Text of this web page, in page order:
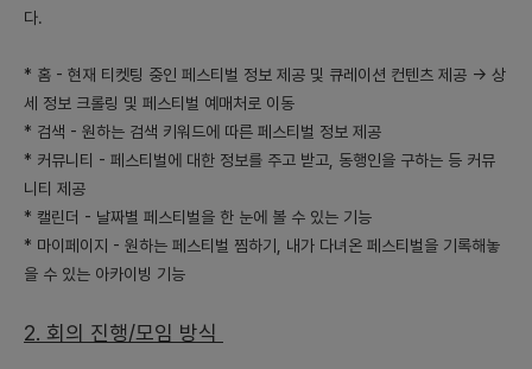
- 편리한 커뮤니티 기능: 사용자들이 소통하고 정보를 공유할 수 있
도록 통합 검색 기능 제공, 사용자의 편의성을 높임.
4) 출시플랫폼(모바일 웹/ 모바일 앱/PC 웹) 등의 우선순위와 이유
- 우선적으로 모바일 앱 플랫폼을 중심으로 출시할 것을 권장합니
다. 이유는 주요 타겟 고객인 젊은 층이 모바일을 주로 사용하고, 모
바일에서의 사용성과 접근성이 더 높기 때문입니다.
서비스를 제공할 것을 권장합니다.
다.
* 홈 - 현재 티켓팅 중인 페스티벌 정보 제공 및 큐레이션 컨텐츠 제공 -> 상
세 정보 크롤링 및 페스티벌 예매처로 이동
* 검색 - 원하는 검색 키워드에 따른 페스티벌 정보 제공
* 커뮤니티 - 페스티벌에 대한 정보를 주고 받고, 동행인을 구하는 등 커뮤
니티 제공
* 캘린더 - 날짜별 페스티벌을 한 눈에 볼 수 있는 기능
* 마이페이지 - 원하는 페스티벌 찜하기, 내가 다녀온 페스티벌을 기록해놓
을 수 있는 아카이빙 기능
2. 회의 진행/모임 방식